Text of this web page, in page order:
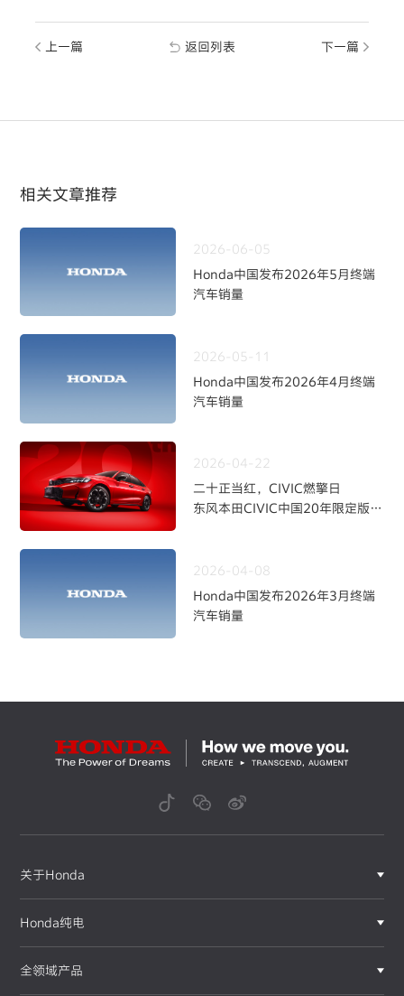
上一篇 返回列表 下一篇
相关文章推荐
2026-06-05
Honda中国发布2026年5月终端
汽车销量
2026-05-11
Honda中国发布2026年4月终端
汽车销量
2026-04-22
二十正当红，CIVIC燃擎日
东风本田CIVIC中国20年限定版焕
2026-04-08
Honda中国发布2026年3月终端
汽车销量
关于Honda
Honda纯电
全领域产品